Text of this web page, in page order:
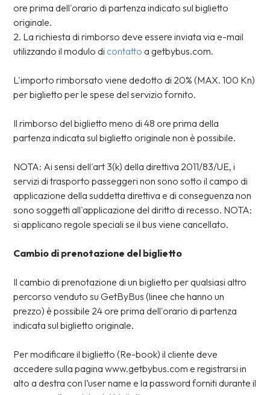
ore prima dell'orario di partenza indicato sul biglietto
originale.
2. La richiesta di rimborso deve essere inviata via e-mail
utilizzando il modulo di contatto a getbybus.com.
L'importo rimborsato viene dedotto di 20% (MAX. 100 Kn)
per biglietto per le spese del servizio fornito.
Il rimborso del biglietto meno di 48 ore prima della
partenza indicata sul biglietto originale non è possibile.
NOTA: Ai sensi dell'art 3(k) della direttiva 2011/83/UE, i
servizi di trasporto passeggeri non sono sotto il campo di
applicazione della suddetta direttiva e di conseguenza non
sono soggetti all'applicazione del diritto di recesso. NOTA:
si applicano regole speciali se il bus viene cancellato.
Cambio di prenotazione del biglietto
Il cambio di prenotazione di un biglietto per qualsiasi altro
percorso venduto su GetByBus (linee che hanno un
prezzo) è possibile 24 ore prima dell'orario di partenza
indicata sul biglietto originale.
Per modificare il biglietto (Re-book) il cliente deve
accedere sulla pagina www.getbybus.com e registrarsi in
alto a destra con l’user name e la password forniti durante il